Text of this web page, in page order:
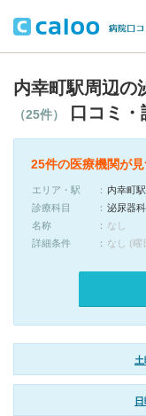
内幸町駅周辺の
（25件） 口コミ・
25件の医療機関が
エリア・駅
内幸町
診療科目
泌尿器科
名称
なし
詳細条件
なし (曜